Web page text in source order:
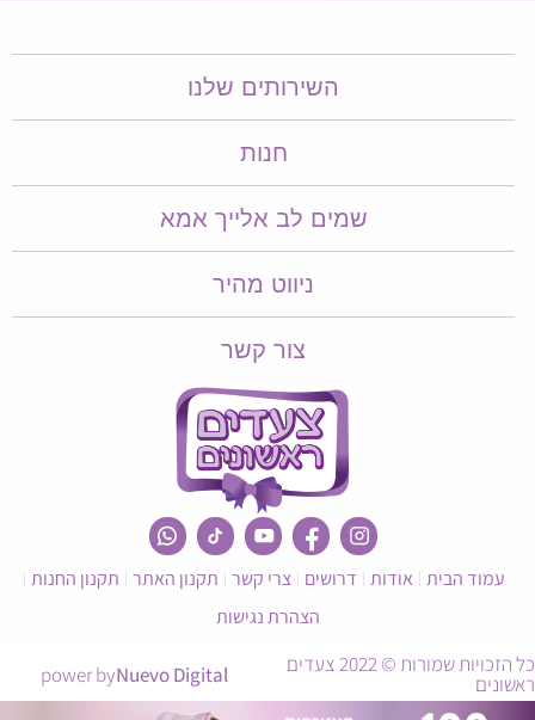
השירותים שלנו
חנות
שמים לב אלייך אמא​​
ניווט מהיר
צור קשר
עמוד הבית אודות דרושים צרי קשר תקנון האתר תקנון החנות
הצהרת נגישות
כל הזכויות שמורות © 2022 צעדים
ראשונים power byNuevo Digital